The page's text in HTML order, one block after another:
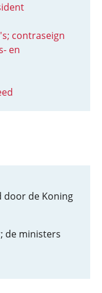
contraseign
en
door de Koning
de ministers